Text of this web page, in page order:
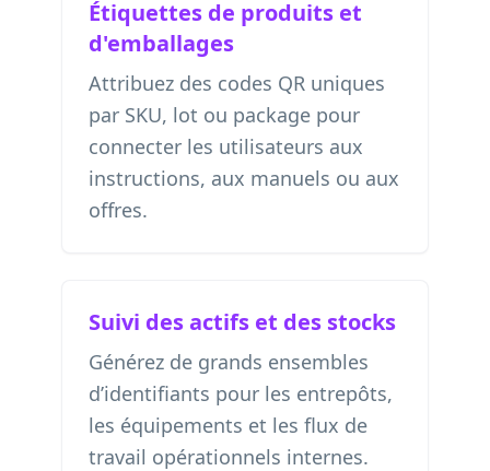
Étiquettes de produits et
d'emballages
Attribuez des codes QR uniques
par SKU, lot ou package pour
connecter les utilisateurs aux
instructions, aux manuels ou aux
offres.
Suivi des actifs et des stocks
Générez de grands ensembles
d’identifiants pour les entrepôts,
les équipements et les flux de
travail opérationnels internes.